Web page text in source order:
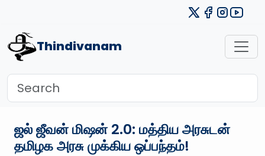
Thindivanam
ஜல் ஜீவன் மிஷன் 2.0: மத்திய அரசுடன்
தமிழக அரசு முக்கிய ஒப்பந்தம்!